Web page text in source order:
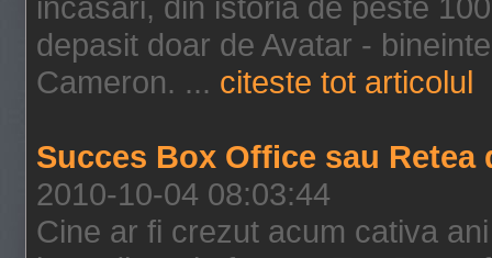
depasit doar de Avatar -
Cameron. ... citeste tot articolul
Succes Box Office sau Retea
2010-10-04 08:03:44
Cine ar fi crezut acum cativa